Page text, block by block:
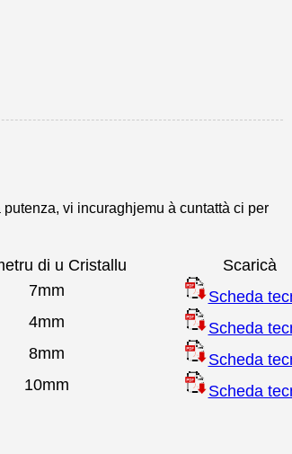
vi incuraghjemu à cuntattà ci per
di u Cristallu
Scaricà
7mm
Scheda
4mm
Scheda
8mm
Scheda
10mm Scheda